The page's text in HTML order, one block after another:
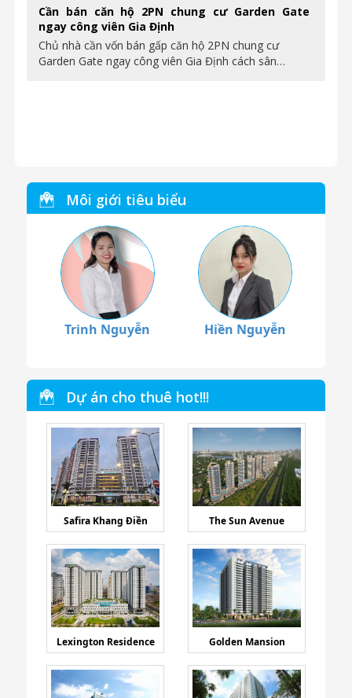
Cần bán căn hộ 2PN chung cư Garden Gate
ngay công viên Gia Định
Chủ nhà cần vốn bán gấp căn hộ 2PN chung cư
Garden Gate ngay công viên Gia Định cách sân…
Môi giới tiêu biểu
Trinh Nguyễn Hiền Nguyễn
Dự án cho thuê hot!!!
Safira Khang Điền The Sun Avenue
Lexington Residence Golden Mansion